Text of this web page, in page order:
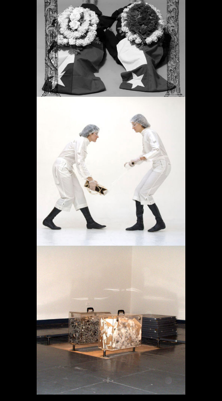
ORACIONES PERIÓDICAS
Destacado
Proyectos
OPERACIÓN LÍMITE
AMBULATORIO
Destacado
Proyectos
MEMORIA EN TRÁNSITO
Destacado
Proyectos